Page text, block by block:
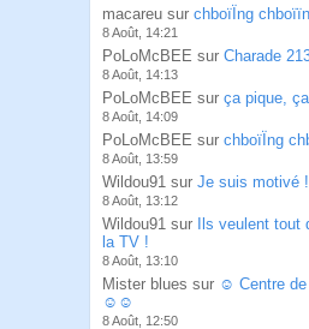
macareu sur chboïÏng
8 Août, 14:21
PoLoMcBEE sur Charade
8 Août, 14:13
PoLoMcBEE sur ça pique,
8 Août, 14:09
PoLoMcBEE sur chboïÏng
8 Août, 13:59
Wildou91 sur Je suis motivé !
8 Août, 13:12
Wildou91 sur
Ils veulent tout
la TV !
8 Août, 13:10
Mister blues sur ☺ Centre
☺☺
8 Août, 12:50